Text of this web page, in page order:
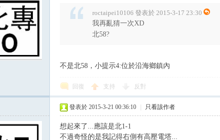
roctaipei10106 發表於 2015-3-17 23:30
我再亂猜一次XD
北58?
不是北58，小提示4:位於沿海鄉鎮內
回復 支持 反對
發表於 2015-3-21 00:36:10 只看該作者
想起來了...應該是北1-1
不過奇怪的是我記得右側有高壓電塔...